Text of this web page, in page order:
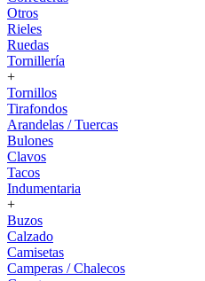
Otros
Rieles
Ruedas
Tornillería
+
Tornillos
Tirafondos
Arandelas / Tuercas
Bulones
Clavos
Tacos
Indumentaria
+
Buzos
Calzado
Camisetas
Camperas / Chalecos